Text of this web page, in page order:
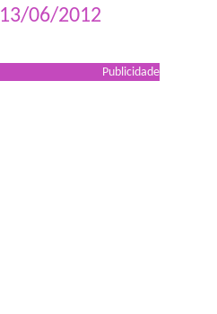
13/06/2012
Publicidade